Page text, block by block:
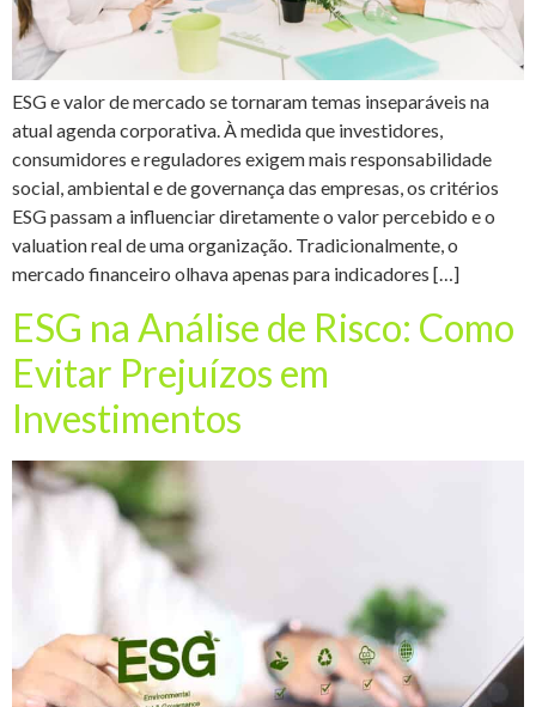
ESG e valor de mercado se tornaram temas inseparáveis na
atual agenda corporativa. À medida que investidores,
consumidores e reguladores exigem mais responsabilidade
social, ambiental e de governança das empresas, os critérios
ESG passam a influenciar diretamente o valor percebido e o
valuation real de uma organização. Tradicionalmente, o
mercado financeiro olhava apenas para indicadores […]
ESG na Análise de Risco: Como
Evitar Prejuízos em
Investimentos